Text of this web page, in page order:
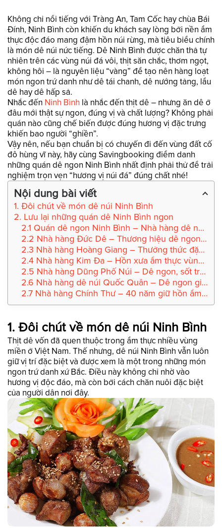
Không chỉ nổi tiếng với Tràng An, Tam Cốc hay chùa Bái
Đính, Ninh Bình còn khiến du khách say lòng bởi nền ẩm
thực độc đáo mang đậm hồn núi rừng, mà tiêu biểu chính
là món dê núi nức tiếng. Dê Ninh Bình được chăn thả tự
nhiên trên các vùng núi đá vôi, thịt săn chắc, thơm ngọt,
không hôi – là nguyên liệu “vàng” để tạo nên hàng loạt
món ngon trứ danh như dê tái chanh, dê nướng tảng, lẩu
dê hay dê hấp sả.
Nhắc đến Ninh Bình là nhắc đến thịt dê – nhưng ăn dê ở
đâu mới thật sự ngon, đúng vị và chất lượng? Không phải
quán nào cũng chế biến được đúng hương vị đặc trưng
khiến bao người “ghiền”.
Vậy nên, nếu bạn chuẩn bị có chuyến đi đến vùng đất cố
đô hùng vĩ này, hãy cùng Savingbooking điểm danh
những quán dê ngon Ninh Bình nhất định phải thử để trải
nghiệm trọn vẹn “hương vị núi đá” đúng chất nhé!
Nội dung bài viết
1. Đôi chút về món dê núi Ninh Bình
2. Lưu lại những quán dê Ninh Bình ngon
2.1 Quán dê ngon Ninh Bình – Nhà hàng dê núi Ba Cửa
2.2 Nhà hàng Đức Dê – Thương hiệu dê ngon giữa lòng thành phố
2.3 Nhà hàng Hoàng Giang – Thưởng thức đặc sản dê trong không gian sinh thái 5ha
2.4 Nhà hàng Kim Đa – Hồn xưa ẩm thực vùng cao giữa lòng Ninh Bình
2.5 Nhà hàng Dũng Phố Núi – Dê ngon, sốt trứ danh, không gian mở
2.6 Nhà hàng dê núi Quốc Quân – Dê ngon giữa trục vàng Bái Đính – Tràng An
2.7 Nhà hàng Chính Thư – 40 năm giữ hồn ẩm thực dê đất cố đô
1. Đôi chút về món dê núi Ninh Bình
Thịt dê vốn đã quen thuộc trong ẩm thực nhiều vùng
miền ở Việt Nam. Thế nhưng, dê núi Ninh Bình vẫn luôn
giữ vị trí đặc biệt và được xem là một trong những món
ngon trứ danh xứ Bắc. Điều này không chỉ nhờ vào
hương vị độc đáo, mà còn bởi cách chăn nuôi đặc biệt
của người dân nơi đây.